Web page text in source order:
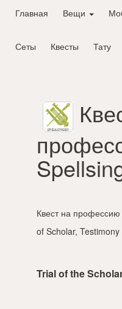
Главная Вещи
Сеты Квесты Тату
Квест на профессию
of Scholar,
Trial of the